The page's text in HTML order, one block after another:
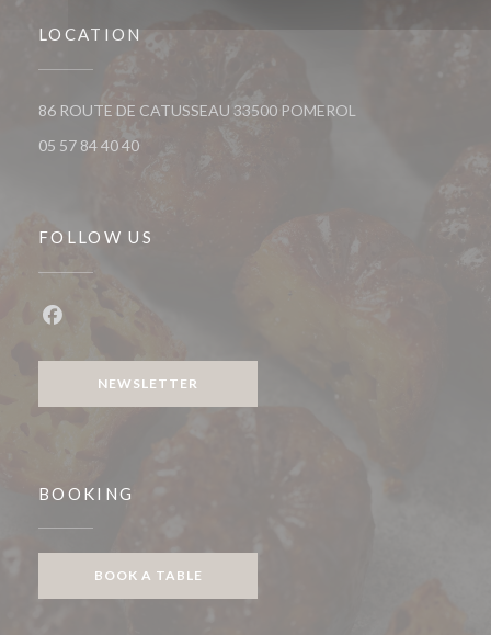
LOCATION
86 ROUTE DE CATUSSEAU 33500 POMEROL
05 57 84 40 40
FOLLOW US
NEWSLETTER
BOOKING
BOOK A TABLE